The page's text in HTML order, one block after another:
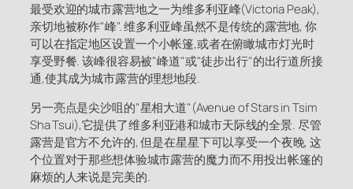
最受欢迎的城市露营地之一为维多利亚峰(Victoria Peak),
亲切地被称作"峰". 维多利亚峰虽然不是传统的露营地, 你
可以在指定地区设置一个小帐篷,或者在俯瞰城市灯光时
享受野餐. 该峰很容易被"峰道"或"徒步出行"的出行道所接
通,使其成为城市露营的理想地段.
另一亮点是尖沙咀的"星相大道"(Avenue of Stars in Tsim
Sha Tsui),它提供了维多利亚港和城市天际线的全景. 尽管
露营是官方不允许的, 但是在星星下可以享受一个夜晚, 这
个位置对于那些想体验城市露营的魔力而不用投出帐篷的
麻烦的人来说是完美的.